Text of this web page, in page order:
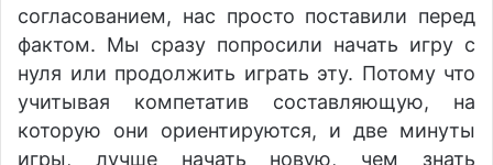
согласованием, нас просто поставили перед
фактом. Мы сразу попросили начать игру с
нуля или продолжить играть эту. Потому что
учитывая компетатив составляющую, на
которую они ориентируются, и две минуты
игры, лучше начать новую, чем знать